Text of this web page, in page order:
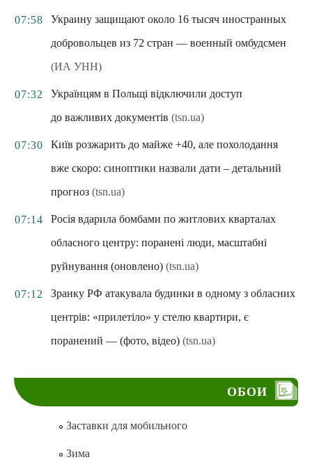
07:58
Украину защищают около 16 тысяч иностранных
добровольцев из 72 стран — военный омбудсмен
(ИА УНН)
07:32
Українцям в Польщі відключили доступ
до важливих документів (tsn.ua)
07:30
Київ розжарить до майже +40, але похолодання
вже скоро: синоптики назвали дати – детальний
прогноз (tsn.ua)
07:14
Росія вдарила бомбами по житлових кварталах
обласного центру: поранені люди, масштабні
руйнування (оновлено) (tsn.ua)
07:12
Зранку РФ атакувала будинки в одному з обласних
центрів: «прилетіло» у стелю квартири, є
поранений — (фото, відео) (tsn.ua)
ОБОИ
Заставки для мобильного
Зима